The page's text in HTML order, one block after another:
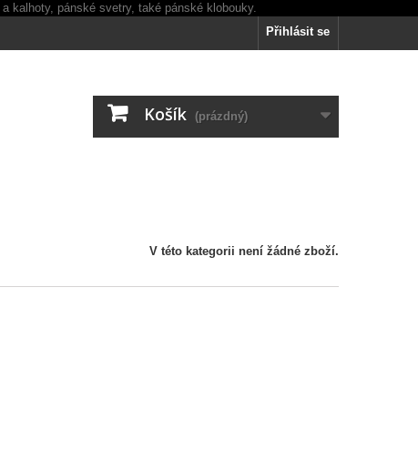
Přihlásit se
Košík (prázdný)
V této kategorii není žádné zboží.